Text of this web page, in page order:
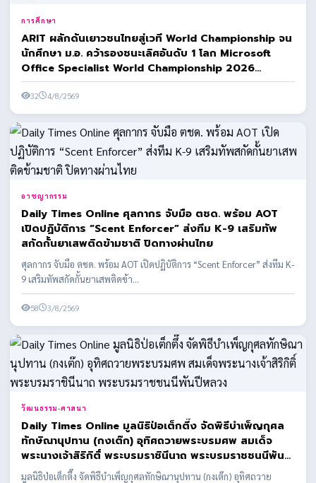
การศึกษา
ARIT ผลักดันเยาวชนไทยสู่เวที World Championship จน
นักศึกษา ม.อ. คว้ารองชนะเลิศอันดับ 1 โลก Microsoft
Office Specialist World Championship 2026
โปรแกรม Microsoft Excel
32 4/8/2569
อาชญากรรม
Daily Times Online ศุลกากร จับมือ ตชด. พร้อม AOT
เปิดปฏิบัติการ “Scent Enforcer” ส่งทีม K-9 เสริมทัพ
สกัดกั้นยาเสพติดข้ามชาติ ปิดทางผ่านไทย
ศุลกากร จับมือ ตชด. พร้อม AOT เปิดปฏิบัติการ “Scent Enforcer” ส่งทีม K-
9 เสริมทัพสกัดกั้นยาเสพติดข้า...
58 3/8/2569
วัฒนธรรม-ศาสนา
Daily Times Online มูลนิธิป่อเต็กตึ๊ง จัดพิธีบำเพ็ญกุศล
ทักษิณานุปทาน (กงเต๊ก) อุทิศถวายพระบรมศพ สมเด็จ
พระนางเจ้าสิริกิติ์ พระบรมราชินีนาถ พระบรมราชชนนีพันปี
หลวง
มูลนิธิป่อเต็กตึ๊ง จัดพิธีบำเพ็ญกุศลทักษิณานุปทาน (กงเต๊ก) อุทิศถวาย